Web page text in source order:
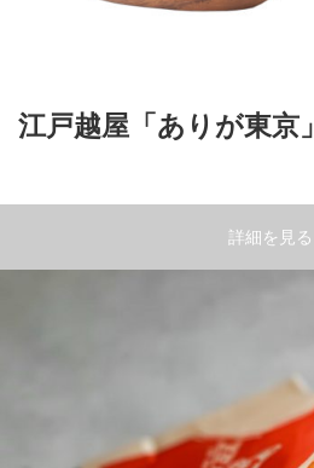
江戸越屋「ありが東京」
詳細を見る